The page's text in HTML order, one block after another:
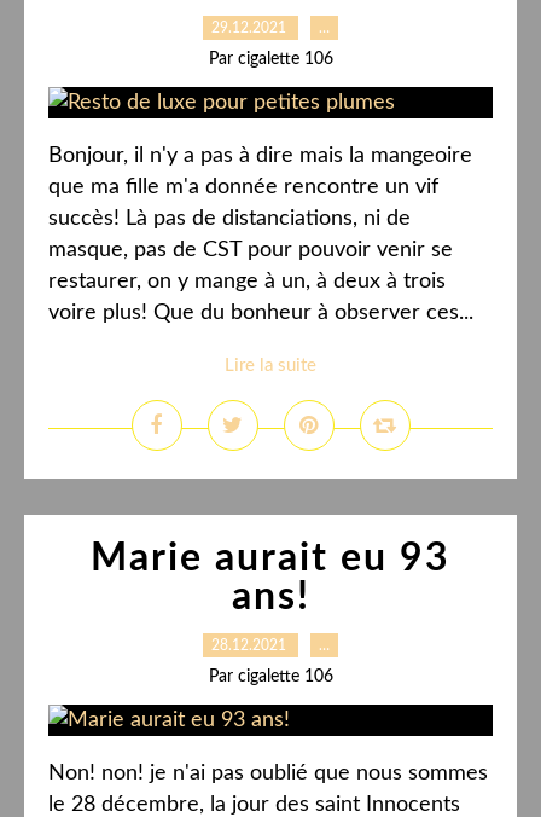
29.12.2021 …
Par cigalette 106
Bonjour, il n'y a pas à dire mais la mangeoire
que ma fille m'a donnée rencontre un vif
succès! Là pas de distanciations, ni de
masque, pas de CST pour pouvoir venir se
restaurer, on y mange à un, à deux à trois
voire plus! Que du bonheur à observer ces...
Lire la suite
Marie aurait eu 93
ans!
28.12.2021 …
Par cigalette 106
Non! non! je n'ai pas oublié que nous sommes
le 28 décembre, la jour des saint Innocents